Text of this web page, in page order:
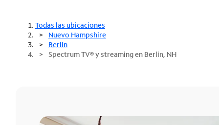
Todas las ubicaciones
Nuevo Hampshire
Berlin
Spectrum TV® y streaming en Berlin, NH